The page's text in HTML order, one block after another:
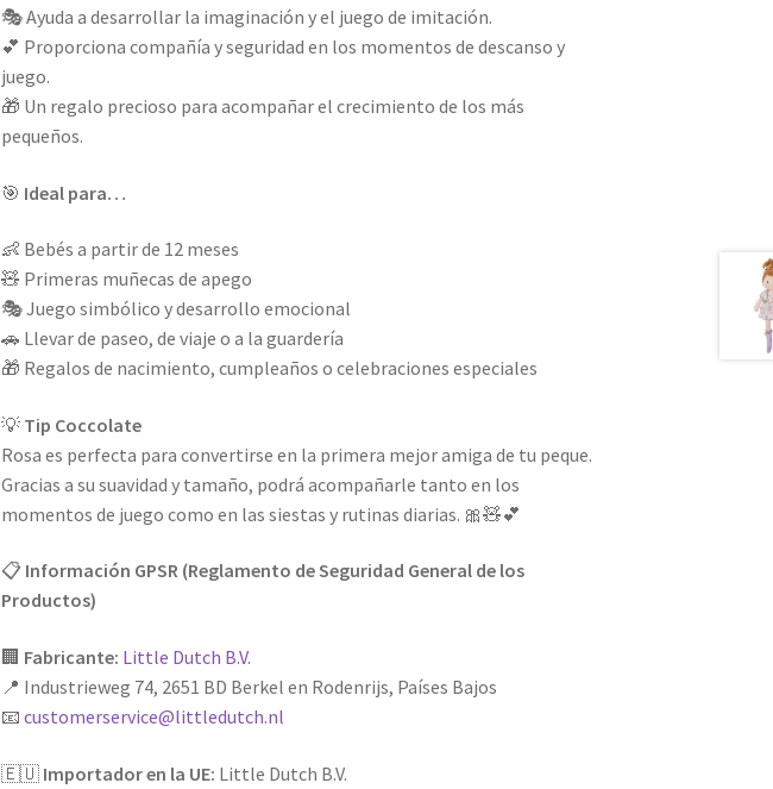
🎭 Ayuda a desarrollar la imaginación y el juego de imitación.
💕 Proporciona compañía y seguridad en los momentos de descanso y
juego.
🎁 Un regalo precioso para acompañar el crecimiento de los más
pequeños.
🎯 Ideal para…
👶 Bebés a partir de 12 meses
🧸 Primeras muñecas de apego
🎭 Juego simbólico y desarrollo emocional
🚗 Llevar de paseo, de viaje o a la guardería
🎁 Regalos de nacimiento, cumpleaños o celebraciones especiales
💡 Tip Coccolate
Rosa es perfecta para convertirse en la primera mejor amiga de tu peque.
Gracias a su suavidad y tamaño, podrá acompañarle tanto en los
momentos de juego como en las siestas y rutinas diarias. 🎀🧸💕
📋 Información GPSR (Reglamento de Seguridad General de los
Productos)
🏢 Fabricante: Little Dutch B.V.
📍 Industrieweg 74, 2651 BD Berkel en Rodenrijs, Países Bajos
📧customerservice@littledutch.nl
🇪🇺 Importador en la UE: Little Dutch B.V.